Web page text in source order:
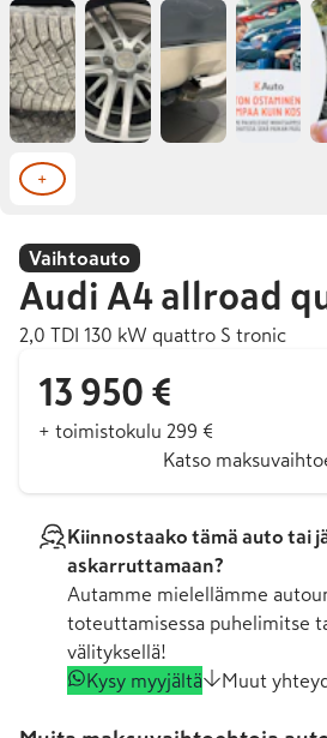
+
Vaihtoauto
Audi A4 allroad
2,0 TDI 130 kW quattro S tronic
13 950 €
+ toimistokulu 299 €
Katso
Kiinnostaako tämä auto tai
askarruttamaan?
Autamme mielellämme
toteuttamisessa puhelimitse
välityksellä!
Kysy myyjältä
Muut